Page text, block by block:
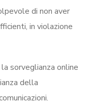
di non aver
in violazione
sorveglianza online
della